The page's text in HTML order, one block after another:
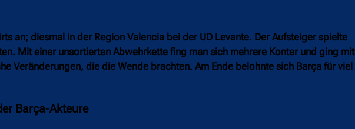
an; diesmal in der Region Valencia bei der UD Levante. Der Aufsteiger spielte
Mit einer unsortierten Abwehrkette fing man sich mehrere Konter und ging mit
Veränderungen, die die Wende brachten. Am Ende belohnte sich Barça für viel
Barça-Akteure